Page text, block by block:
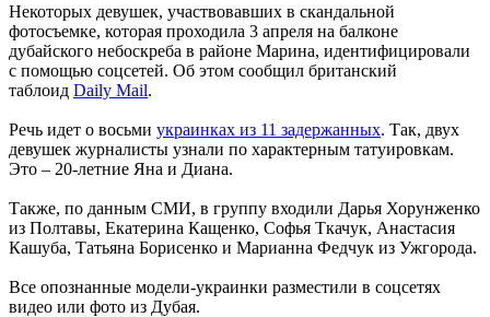
Некоторых девушек, участвовавших в скандальной
фотосъемке, которая проходила 3 апреля на балконе
дубайского небоскреба в районе Марина, идентифицировали
с помощью соцсетей. Об этом сообщил британский
таблоид Daily Mail.
Речь идет о восьми украинках из 11 задержанных. Так, двух
девушек журналисты узнали по характерным татуировкам.
Это – 20-летние Яна и Диана.
Также, по данным СМИ, в группу входили Дарья Хорунженко
из Полтавы, Екатерина Кащенко, Софья Ткачук, Анастасия
Кашуба, Татьяна Борисенко и Марианна Федчук из Ужгорода.
Все опознанные модели-украинки разместили в соцсетях
видео или фото из Дубая.